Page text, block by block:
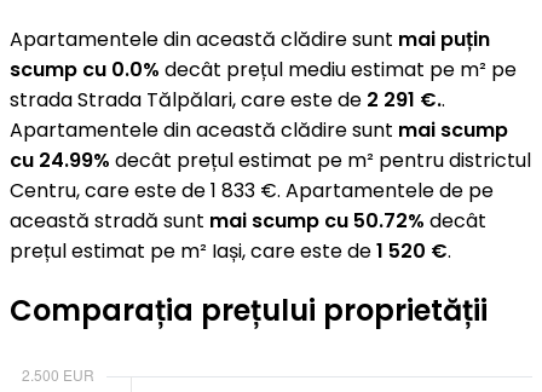
Apartamentele din această clădire sunt mai puțin
scump cu 0.0% decât prețul mediu estimat pe m² pe
strada Strada Tălpălari, care este de 2 291 €..
Apartamentele din această clădire sunt mai scump
cu 24.99% decât prețul estimat pe m² pentru districtul
Centru, care este de 1 833 €. Apartamentele de pe
această stradă sunt mai scump cu 50.72% decât
prețul estimat pe m² Iași, care este de1 520 €.
Comparația prețului proprietății